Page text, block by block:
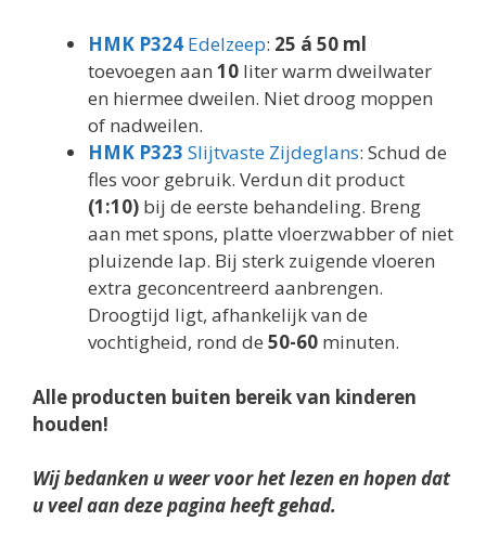
HMK P324 Edelzeep: 25 á 50 ml
toevoegen aan 10 liter warm dweilwater
en hiermee dweilen. Niet droog moppen
of nadweilen.
HMK P323 Slijtvaste Zijdeglans: Schud de
fles voor gebruik. Verdun dit product
(1:10) bij de eerste behandeling. Breng
aan met spons, platte vloerzwabber of niet
pluizende lap. Bij sterk zuigende vloeren
extra geconcentreerd aanbrengen.
Droogtijd ligt, afhankelijk van de
vochtigheid, rond de 50-60 minuten.
Alle producten buiten bereik van kinderen
houden!
Wij bedanken u weer voor het lezen en hopen dat
u veel aan deze pagina heeft gehad.